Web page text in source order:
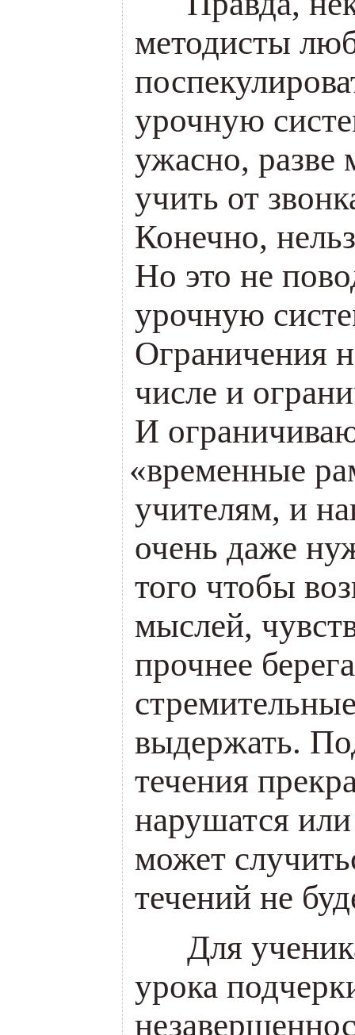
методисты
урочную
ужасно, разве
учить от
Конечно,
Но это не
урочную
Ограничения
числе и
И
«временные
учителям, и
очень даже
того чтобы
мыслей,
прочнее
выдержать.
течения
нарушатся
может
течений не
Для
урока